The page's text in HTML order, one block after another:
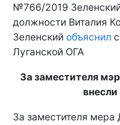
№766/2019
должности Виталия
Зеленский объяснил
Луганской ОГА
За заместителя
внесли
За заместителя